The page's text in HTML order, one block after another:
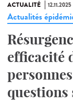
ACTUALITÉ 12.11.2025
Actualités
efficacité
questions